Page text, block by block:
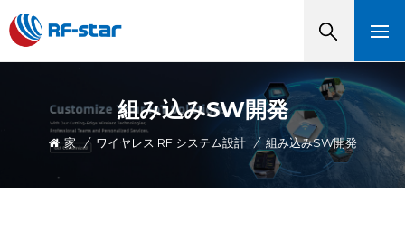
組み込みSW開発
家 / ワイヤレス RF システム設計 / 組み込みSW開発